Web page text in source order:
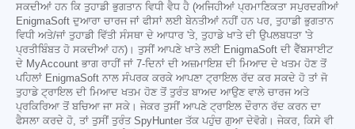
ਸਕਦੀਆਂ ਹਨ ਕਿ ਤੁਹਾਡੀ ਭੁਗਤਾਨ ਵਿਧੀ ਵੈਧ ਹੈ (ਅਜਿਹੀਆਂ ਪ੍ਰਮਾਣਿਕਤਾ ਸਪੁਰਦਗੀਆਂ
EnigmaSoft ਦੁਆਰਾ ਚਾਰਜ ਜਾਂ ਫੀਸਾਂ ਲਈ ਬੇਨਤੀਆਂ ਨਹੀਂ ਹਨ ਪਰ, ਤੁਹਾਡੀ ਭੁਗਤਾਨ
ਵਿਧੀ ਅਤੇ/ਜਾਂ ਤੁਹਾਡੀ ਵਿੱਤੀ ਸੰਸਥਾ ਦੇ ਆਧਾਰ 'ਤੇ, ਤੁਹਾਡੇ ਖਾਤੇ ਦੀ ਉਪਲਬਧਤਾ 'ਤੇ
ਪ੍ਰਤੀਬਿੰਬਤ ਹੋ ਸਕਦੀਆਂ ਹਨ)। ਤੁਸੀਂ ਆਪਣੇ ਖਾਤੇ ਲਈ EnigmaSoft ਦੀ ਵੈੱਬਸਾਈਟ
ਦੇ MyAccount ਭਾਗ ਰਾਹੀਂ ਜਾਂ 7-ਦਿਨਾਂ ਦੀ ਅਜ਼ਮਾਇਸ਼ ਦੀ ਮਿਆਦ ਦੇ ਖਤਮ ਹੋਣ ਤੋਂ
ਪਹਿਲਾਂ EnigmaSoft ਨਾਲ ਸੰਪਰਕ ਕਰਕੇ ਆਪਣਾ ਟ੍ਰਾਇਲ ਰੱਦ ਕਰ ਸਕਦੇ ਹੋ ਤਾਂ ਜੋ
ਤੁਹਾਡੇ ਟ੍ਰਾਇਲ ਦੀ ਮਿਆਦ ਖਤਮ ਹੋਣ ਤੋਂ ਤੁਰੰਤ ਬਾਅਦ ਆਉਣ ਵਾਲੇ ਚਾਰਜ ਅਤੇ
ਪ੍ਰਕਿਰਿਆ ਤੋਂ ਬਚਿਆ ਜਾ ਸਕੇ। ਜੇਕਰ ਤੁਸੀਂ ਆਪਣੇ ਟ੍ਰਾਇਲ ਦੌਰਾਨ ਰੱਦ ਕਰਨ ਦਾ
ਫੈਸਲਾ ਕਰਦੇ ਹੋ, ਤਾਂ ਤੁਸੀਂ ਤੁਰੰਤ SpyHunter ਤੱਕ ਪਹੁੰਚ ਗੁਆ ਦੇਵੋਗੇ। ਜੇਕਰ, ਕਿਸੇ ਵੀ